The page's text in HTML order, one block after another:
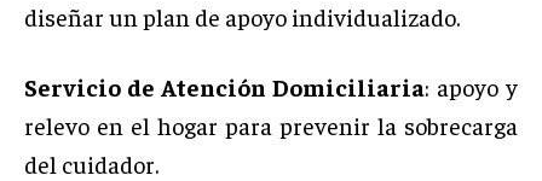
diseñar un plan de apoyo individualizado.
Servicio de Atención Domiciliaria: apoyo y
relevo en el hogar para prevenir la sobrecarga
del cuidador.